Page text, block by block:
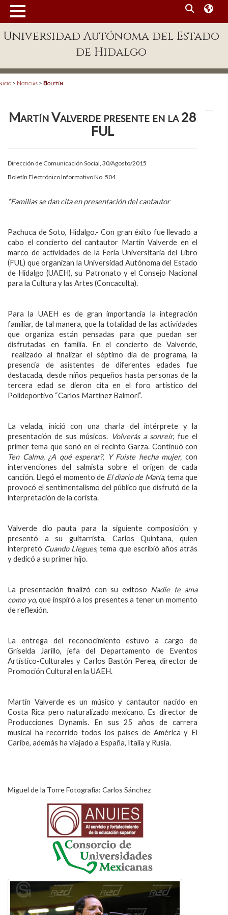
Enlaces
Patronato
Publicaciones en línea
Acreditación Internacional
Alumnado
Personal
Alumni
Visitantes
Universidad Autónoma del Estado
de Hidalgo
> Noticias > Boletín
Martín Valverde presente en la 28
FUL
Dirección de Comunicación Social, 30/Agosto/2015
Boletín Electrónico Informativo No. 504
*Familias se dan cita en presentación del cantautor
Pachuca de Soto, Hidalgo.- Con gran éxito fue llevado a
cabo el concierto del cantautor Martin Valverde en el
marco de actividades de la Feria Universitaria del Libro
(FUL) que organizan la Universidad Autónoma del Estado
de Hidalgo (UAEH), su Patronato y el Consejo Nacional
para la Cultura y las Artes (Concaculta).
Para la UAEH es de gran importancia la integración
familiar, de tal manera, que la totalidad de las actividades
que organiza están pensadas para que puedan ser
disfrutadas en familia. En el concierto de Valverde,
realizado al finalizar el séptimo día de programa, la
presencia de asistentes de diferentes edades fue
destacada, desde niños pequeños hasta personas de la
tercera edad se dieron cita en el foro artístico del
Polideportivo “Carlos Martínez Balmori”.
La velada, inició con una charla del intérprete y la
presentación de sus músicos. Volverás a sonreír, fue el
primer tema que sonó en el recinto Garza. Continuó con
Ten Calma, ¿A qué esperar?, Y Fuiste hecha mujer, con
intervenciones del salmista sobre el origen de cada
canción. Llegó el momento de El diario de María, tema que
provocó el sentimentalismo del público que disfrutó de la
interpretación de la corista.
Valverde dio pauta para la siguiente composición y
presentó a su guitarrista, Carlos Quintana, quien
interpretó Cuando Llegues, tema que escribió años atrás
y dedicó a su primer hijo.
La presentación finalizó con su exitoso Nadie te ama
como yo, que inspiró a los presentes a tener un momento
de reflexión.
La entrega del reconocimiento estuvo a cargo de
Griselda Jarillo, jefa del Departamento de Eventos
Artístico-Culturales y Carlos Bastón Perea, director de
Promoción Cultural en la UAEH.
Martín Valverde es un músico y cantautor nacido en
Costa Rica pero naturalizado mexicano. Es director de
Producciones Dynamis. En sus 25 años de carrera
musical ha recorrido todos los países de América y El
Caribe, además ha viajado a España, Italia y Rusia.
Miguel de la Torre Fotografía: Carlos Sánchez